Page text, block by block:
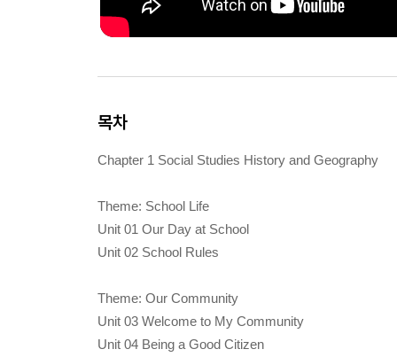
목차
Chapter 1 Social Studies History and Geography
Theme: School Life
Unit 01 Our Day at School
Unit 02 School Rules
Theme: Our Community
Unit 03 Welcome to My Community
Unit 04 Being a Good Citizen